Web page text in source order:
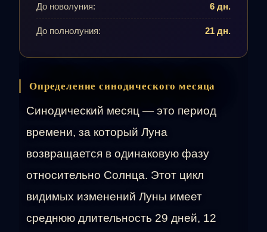
До новолуния: 6 дн.
До полнолуния: 21 дн.
Определение синодического месяца
Синодический месяц — это период
времени, за который Луна
возвращается в одинаковую фазу
относительно Солнца. Этот цикл
видимых изменений Луны имеет
среднюю длительность 29 дней, 12